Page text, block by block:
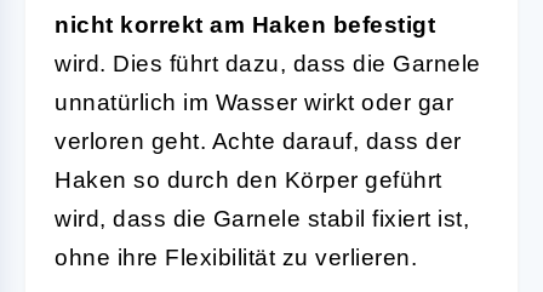
nicht korrekt am Haken befestigt
wird. Dies führt dazu, dass die Garnele
unnatürlich im Wasser wirkt oder gar
verloren geht. Achte darauf, dass der
Haken so durch den Körper geführt
wird, dass die Garnele stabil fixiert ist,
ohne ihre Flexibilität zu verlieren.